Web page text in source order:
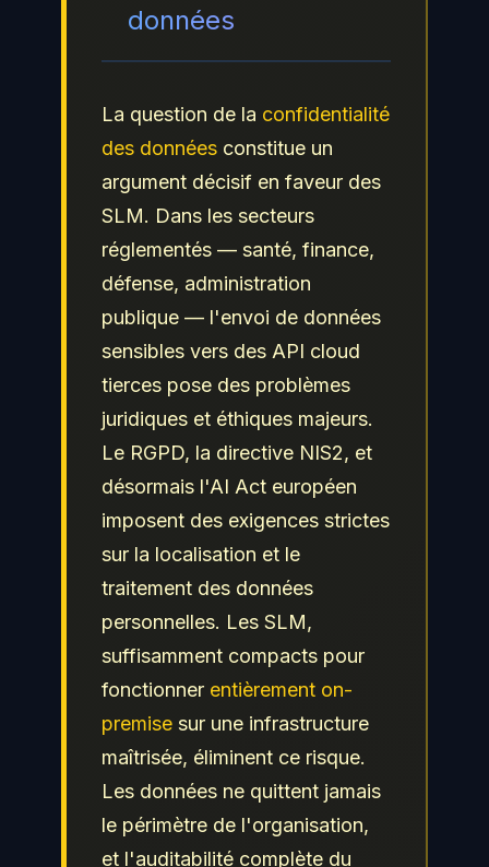
données
La question de la confidentialité
des données constitue un
argument décisif en faveur des
SLM. Dans les secteurs
réglementés — santé, finance,
défense, administration
publique — l'envoi de données
sensibles vers des API cloud
tierces pose des problèmes
juridiques et éthiques majeurs.
Le RGPD, la directive NIS2, et
désormais l'AI Act européen
imposent des exigences strictes
sur la localisation et le
traitement des données
personnelles. Les SLM,
suffisamment compacts pour
fonctionner entièrement on-
premise sur une infrastructure
maîtrisée, éliminent ce risque.
Les données ne quittent jamais
le périmètre de l'organisation,
et l'auditabilité complète du